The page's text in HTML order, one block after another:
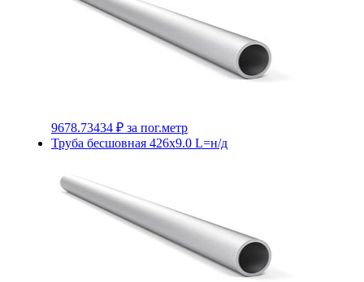
9678.73434 ₽ за пог.метр
Труба бесшовная 426х9.0 L=н/д